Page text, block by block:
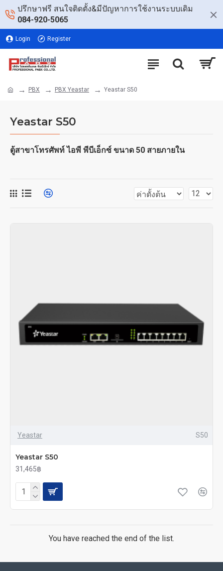
ปรึกษาฟรี สนใจติดตั้ง&มีปัญหาการใช้งานระบบเดิม
084-920-5065
Login Register
PBX PBX Yeastar Yeastar S50
Yeastar S50
ตู้สาขาโทรศัพท์ ไอพี พีบีเอ็กซ์ ขนาด 50 สายภายใน
Yeastar S50
Yeastar S50
31,465฿
You have reached the end of the list.